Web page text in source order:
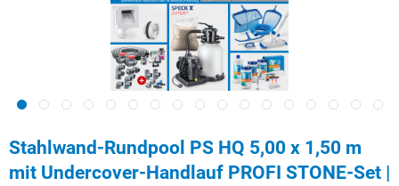
Stahlwand-Rundpool PS HQ 5,00 x 1,50 m
mit Undercover-Handlauf PROFI STONE-Set |